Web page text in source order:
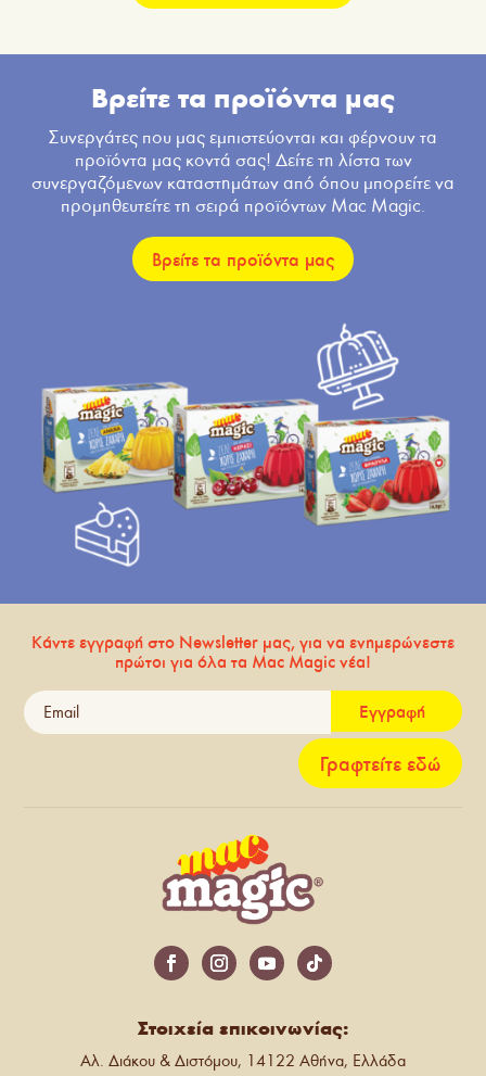
Βρείτε τα προϊόντα μας
Συνεργάτες που μας εμπιστεύονται και φέρνουν τα
προϊόντα μας κοντά σας! Δείτε τη λίστα των
συνεργαζόμενων καταστημάτων από όπου μπορείτε να
προμηθευτείτε τη σειρά προϊόντων Mac Magic.
Βρείτε τα προϊόντα μας
Κάντε εγγραφή στο Newsletter μας, για να ενημερώνεστε
πρώτοι για όλα τα Mac Magic νέα!
Εγγραφή
Γραφτείτε εδώ
Στοιχεία επικοινωνίας:
Αλ. Διάκου & Διστόμου, 14122 Αθήνα, Ελλάδα